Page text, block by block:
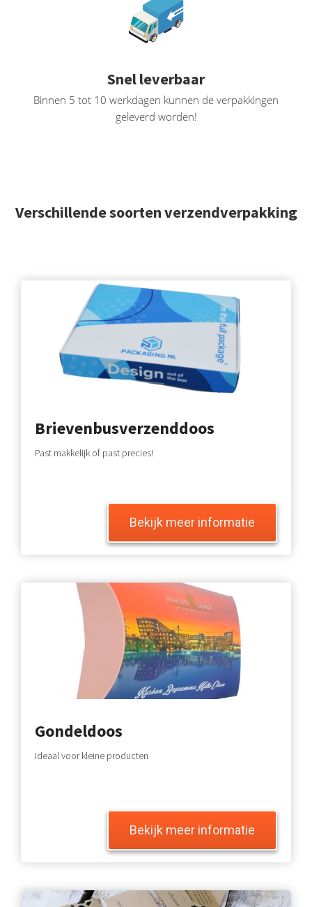
Snel leverbaar
Binnen 5 tot 10 werkdagen kunnen de verpakkingen
geleverd worden!
Verschillende soorten verzendverpakking
Brievenbusverzenddoos
Past makkelijk of past precies!
Bekijk meer informatie
Gondeldoos
Ideaal voor kleine producten
Bekijk meer informatie